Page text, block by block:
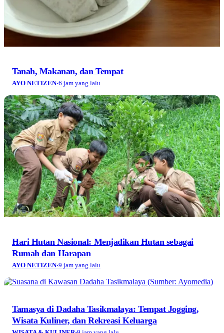
Tanah, Makanan, dan Tempat
AYO NETIZEN·6 jam yang lalu
Hari Hutan Nasional: Menjadikan Hutan sebagai
Rumah dan Harapan
AYO NETIZEN·9 jam yang lalu
Tamasya di Dadaha Tasikmalaya: Tempat Jogging,
Wisata Kuliner, dan Rekreasi Keluarga